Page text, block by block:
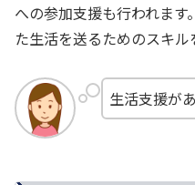
への参加支援も行われま
た生活を送るためのスキル
生活支援が